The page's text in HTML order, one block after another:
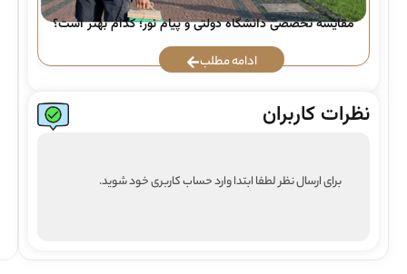
مقایسه تخصصی دانشگاه دولتی و پیام نور؛ کدام بهتر است؟
ادامه مطلب
نظرات کاربران
برای ارسال نظر لطفا ابتدا وارد حساب کاربری خود شوید.